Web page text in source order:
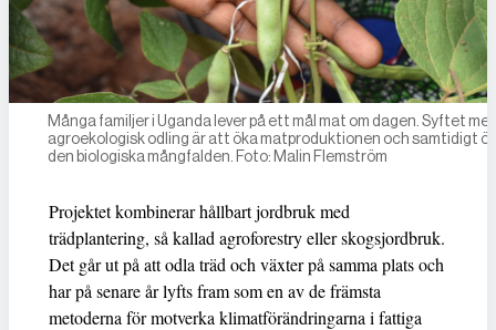
Många familjer i Uganda lever på ett mål mat om dagen. Syftet
agroekologisk odling är att öka matproduktionen och samtidigt
den biologiska mångfalden. Foto: Malin Flemström
Projektet kombinerar hållbart jordbruk med
trädplantering, så kallad agroforestry eller skogsjordbruk.
Det går ut på att odla träd och växter på samma plats och
har på senare år lyfts fram som en av de främsta
metoderna för motverka klimatförändringarna i fattiga